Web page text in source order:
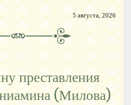
5 августа, 2026
преставления
(Милова)